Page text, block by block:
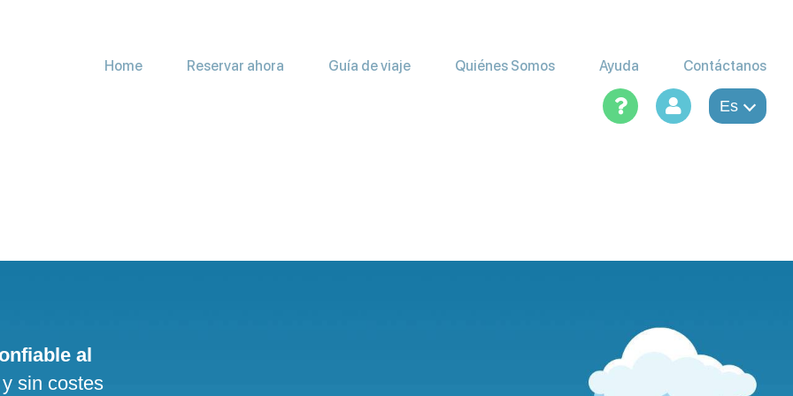
Home Reservar ahora Guía de viaje Quiénes Somos Ayuda Contáctanos
Es
al
sin costes